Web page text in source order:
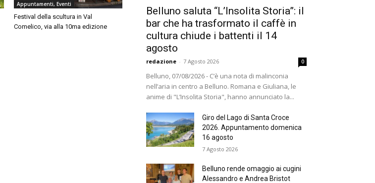
Appuntamenti, Eventi
Festival della scultura in Val
Comelico, via alla 10ma edizione
Belluno saluta “L’Insolita Storia”: il
bar che ha trasformato il caffè in
cultura chiude i battenti il 14
agosto
redazione - 7 Agosto 2026 0
Belluno, 07/08/2026 - C’è una nota di malinconia
nell’aria in centro a Belluno. Romana e Giuliana, le
anime di "L’Insolita Storia", hanno annunciato la...
Giro del Lago di Santa Croce
2026. Appuntamento domenica
16 agosto
7 Agosto 2026
Belluno rende omaggio ai cugini
Alessandro e Andrea Bristot